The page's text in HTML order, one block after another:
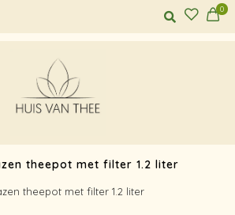
0
theepot met filter 1.2 liter